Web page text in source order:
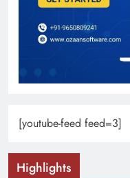
[youtube-feed feed=3]
Highlights